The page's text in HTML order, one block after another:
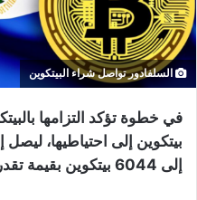
السلفادور تواصل شراء البيتكوين
بيتكوين إلى احتياطيها، ليصل
إلى 6044 بيتكوين بقيمة تقدر بـ620 مليون دولار.